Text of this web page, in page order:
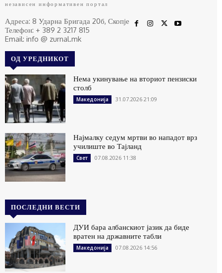
независен информативен портал
Адреса: 8 Ударна Бригада 20б, Скопје
Телефон: + 389 2 3217 815
Email: info @ zurnal.mk
ОД УРЕДНИКОТ
Нема укинување на вториот пензиски
столб
Македонија 31.07.2026 21:09
Најмалку седум мртви во нападот врз
училиште во Тајланд
Свет 07.08.2026 11:38
ПОСЛЕДНИ ВЕСТИ
ДУИ бара албанскиот јазик да биде
вратен на државните табли
Македонија 07.08.2026 14:56